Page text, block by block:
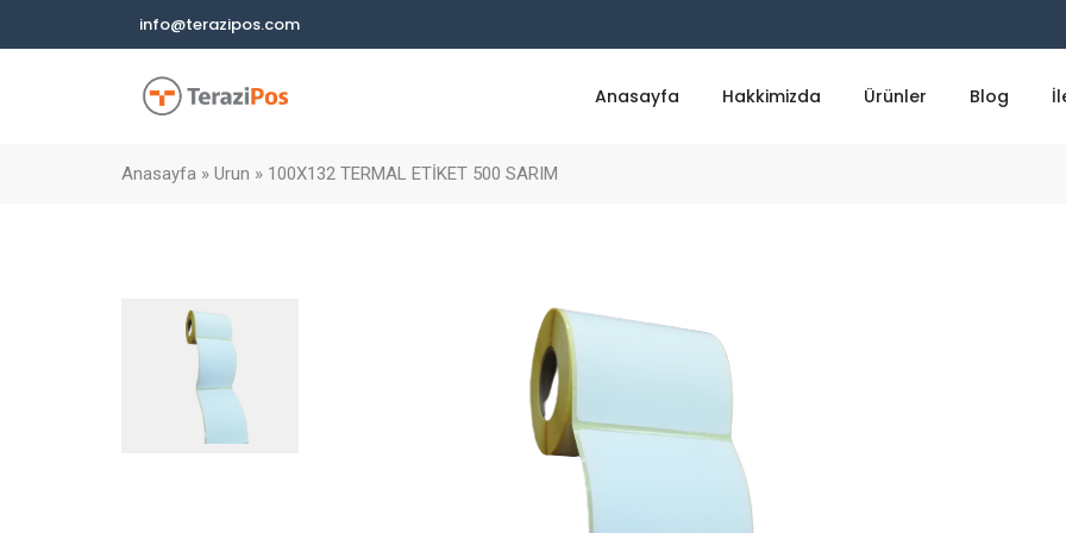
info@terazipos.com
Anasayfa Hakkimizda Ürünler Blog
Anasayfa » Urun » 100X132 TERMAL ETİKET 500 SARIM